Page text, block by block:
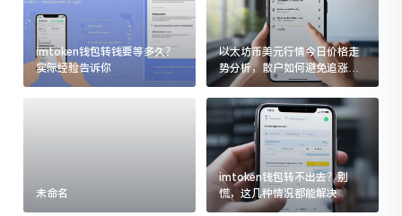
imtoken钱包转钱要等多久？
实际经验告诉你
以太坊币美元行情今日价格走
势分析，散户如何避免追涨杀
跌被套牢
未命名
imtoken钱包转不出去？别
慌，这几种情况都能解决